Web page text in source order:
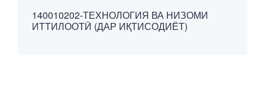
140010202-ТЕХНОЛОГИЯ ВА НИЗОМИ
ИТТИЛООТӢ (ДАР ИҚТИСОДИЁТ)